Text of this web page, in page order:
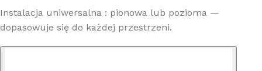
Instalacja uniwersalna : pionowa lub pozioma —
dopasowuje się do każdej przestrzeni.